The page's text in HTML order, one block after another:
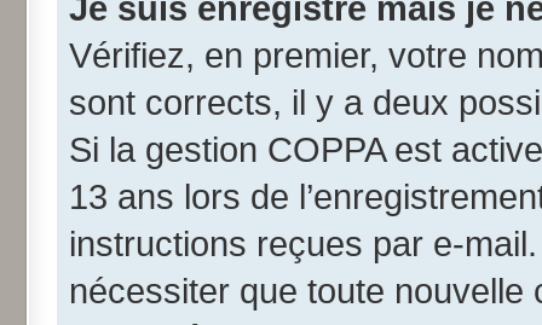
Vérifiez, en premier, votre
sont corrects, il y a deux
Si la gestion COPPA est
13 ans lors de
instructions reçues par e-
nécessiter que toute